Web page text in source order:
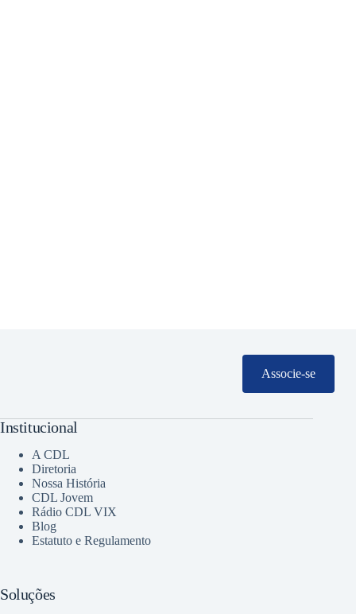
Associe-se
Institucional
A CDL
Diretoria
Nossa História
CDL Jovem
Rádio CDL VIX
Blog
Estatuto e Regulamento
Soluções